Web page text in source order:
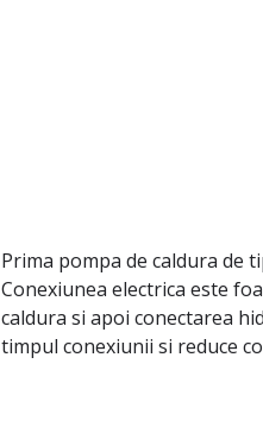
Prima pompa de caldura de
Conexiunea electrica este
caldura si apoi conectarea
timpul conexiunii si reduce